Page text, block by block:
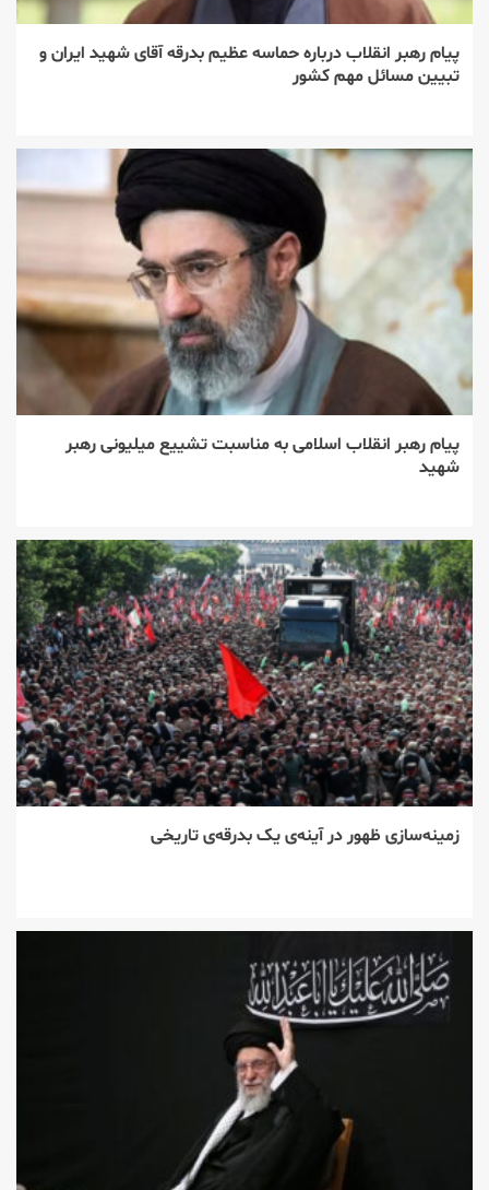
پیام رهبر انقلاب درباره حماسه عظیم بدرقه آقای شهید ایران و
تبیین مسائل مهم کشور
پیام رهبر انقلاب اسلامی به مناسبت تشییع میلیونی رهبر
شهید
زمینه‌سازی ظهور در آینه‌ی یک بدرقه‌ی تاریخی